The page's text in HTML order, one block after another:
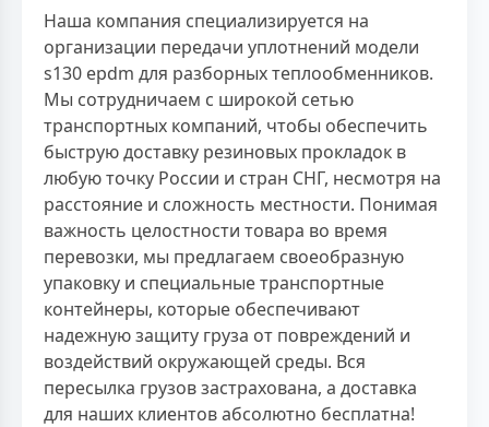
Наша компания специализируется на
организации передачи уплотнений модели
s130 epdm для разборных теплообменников.
Мы сотрудничаем с широкой сетью
транспортных компаний, чтобы обеспечить
быструю доставку резиновых прокладок в
любую точку России и стран СНГ, несмотря на
расстояние и сложность местности. Понимая
важность целостности товара во время
перевозки, мы предлагаем своеобразную
упаковку и специальные транспортные
контейнеры, которые обеспечивают
надежную защиту груза от повреждений и
воздействий окружающей среды. Вся
пересылка грузов застрахована, а доставка
для наших клиентов абсолютно бесплатна!